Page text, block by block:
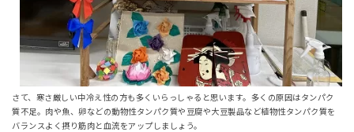
さて、寒さ厳しい中冷え性の方も多くいらっしゃると思います。多くの原因はタンパク
質不足。肉や魚、卵などの動物性タンパク質や豆腐や大豆製品など植物性タンパク質を
バランスよく摂り筋肉と血流をアップしましょう。